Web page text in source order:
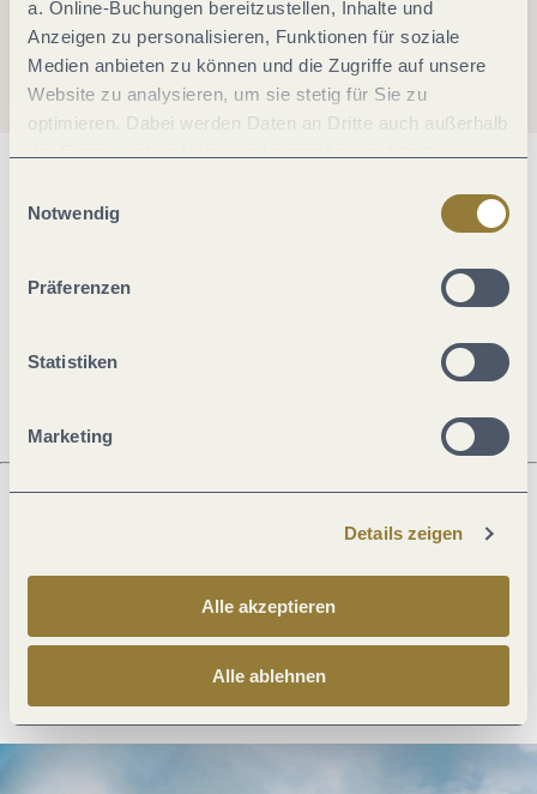
a. Online-Buchungen bereitzustellen, Inhalte und
Anzeigen zu personalisieren, Funktionen für soziale
Medien anbieten zu können und die Zugriffe auf unsere
Website zu analysieren, um sie stetig für Sie zu
optimieren. Dabei werden Daten an Dritte auch außerhalb
jederzeit widerrufen werden. Mit der Auswahl "Alle
ablehnen" kann es zu Beeinträchtigungen in der Nutzung
Notwendig
Präferenzen
Statistiken
Marketing
Details zeigen
Alle akzeptieren
Alle ablehnen
Allgemeine Informationen
Öffnungszeiten
Ruhetage
Anreise planen